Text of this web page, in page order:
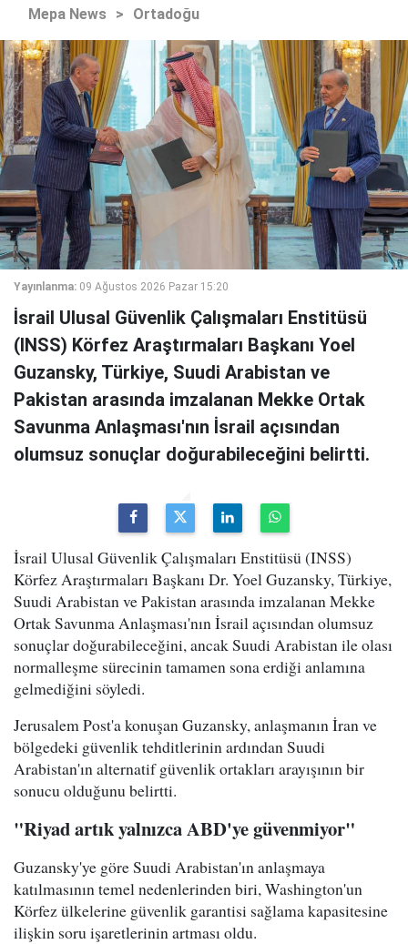
Mepa News > Ortadoğu
Yayınlanma: 09 Ağustos 2026 Pazar 15:20
İsrail Ulusal Güvenlik Çalışmaları Enstitüsü
(INSS) Körfez Araştırmaları Başkanı Yoel
Guzansky, Türkiye, Suudi Arabistan ve
Pakistan arasında imzalanan Mekke Ortak
Savunma Anlaşması'nın İsrail açısından
olumsuz sonuçlar doğurabileceğini belirtti.
İsrail Ulusal Güvenlik Çalışmaları Enstitüsü (INSS)
Körfez Araştırmaları Başkanı Dr. Yoel Guzansky, Türkiye,
Suudi Arabistan ve Pakistan arasında imzalanan Mekke
Ortak Savunma Anlaşması'nın İsrail açısından olumsuz
sonuçlar doğurabileceğini, ancak Suudi Arabistan ile olası
normalleşme sürecinin tamamen sona erdiği anlamına
gelmediğini söyledi.
Jerusalem Post'a konuşan Guzansky, anlaşmanın İran ve
bölgedeki güvenlik tehditlerinin ardından Suudi
Arabistan'ın alternatif güvenlik ortakları arayışının bir
sonucu olduğunu belirtti.
"Riyad artık yalnızca ABD'ye güvenmiyor"
Guzansky'ye göre Suudi Arabistan'ın anlaşmaya
katılmasının temel nedenlerinden biri, Washington'un
Körfez ülkelerine güvenlik garantisi sağlama kapasitesine
ilişkin soru işaretlerinin artması oldu.